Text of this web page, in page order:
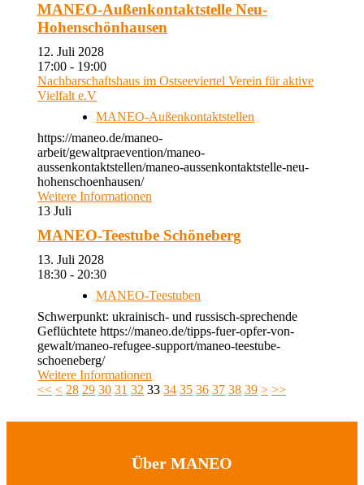
MANEO-Außenkontaktstelle Neu-
Hohenschönhausen
12. Juli 2028
17:00 - 19:00
Nachbarschaftshaus im Ostseeviertel Verein für aktive
Vielfalt e.V
MANEO-Außenkontaktstellen
https://maneo.de/maneo-
arbeit/gewaltpraevention/maneo-
aussenkontaktstellen/maneo-aussenkontaktstelle-neu-
hohenschoenhausen/
Weitere Informationen
13 Juli
MANEO-Teestube Schöneberg
13. Juli 2028
18:30 - 20:30
MANEO-Teestuben
Schwerpunkt: ukrainisch- und russisch-sprechende
Geflüchtete https://maneo.de/tipps-fuer-opfer-von-
gewalt/maneo-refugee-support/maneo-teestube-
schoeneberg/
Weitere Informationen
<< < 28 29 30 31 32 33 34 35 36 37 38 39 > >>
Über MANEO